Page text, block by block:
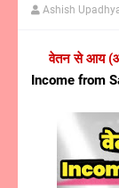
Ashish
वेतन से आय
Income from